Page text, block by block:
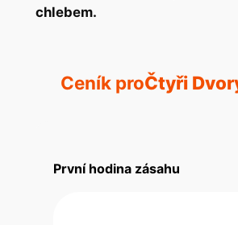
chlebem.
Ceník proČtyři
První hodina zásahu